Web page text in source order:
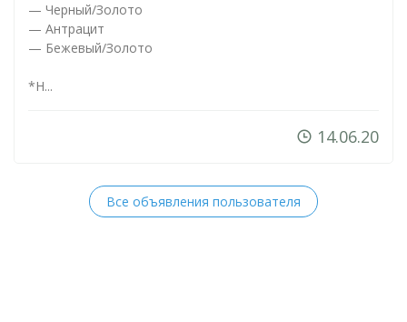
— Черный/Золото
— Антрацит
— Бежевый/Золото
*Н...
14.06.20
Все объявления пользователя